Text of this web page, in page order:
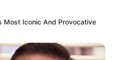
Most Iconic And Provocative